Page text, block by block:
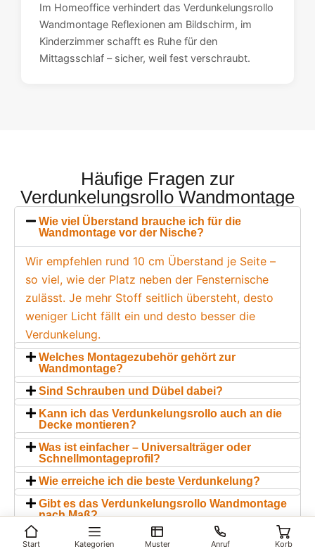
Im Homeoffice verhindert das Verdunkelungsrollo
Wandmontage Reflexionen am Bildschirm, im
Kinderzimmer schafft es Ruhe für den
Mittagsschlaf – sicher, weil fest verschraubt.
Häufige Fragen zur
Verdunkelungsrollo Wandmontage
Wie viel Überstand brauche ich für die
Wandmontage vor der Nische?
Wir empfehlen rund 10 cm Überstand je Seite –
so viel, wie der Platz neben der Fensternische
zulässt. Je mehr Stoff seitlich übersteht, desto
weniger Licht fällt ein und desto besser die
Verdunkelung.
Welches Montagezubehör gehört zur
Wandmontage?
Sind Schrauben und Dübel dabei?
Kann ich das Verdunkelungsrollo auch an die
Decke montieren?
Was ist einfacher – Universalträger oder
Schnellmontageprofil?
Wie erreiche ich die beste Verdunkelung?
Gibt es das Verdunkelungsrollo Wandmontage
nach Maß?
Was kostet ein Verdunkelungsrollo mit
Bohren?
Start Kategorien Muster Anruf Korb